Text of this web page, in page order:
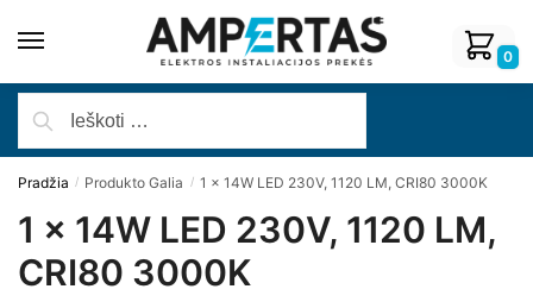
0
Pradžia / Produkto Galia / 1 x 14W LED 230V, 1120 LM, CRI80 3000K
1 x 14W LED 230V, 1120 LM,
CRI80 3000K